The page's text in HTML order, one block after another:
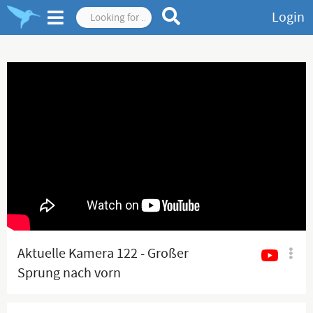
Login
Aktuelle Kamera 122 - Großer
Sprung nach vorn